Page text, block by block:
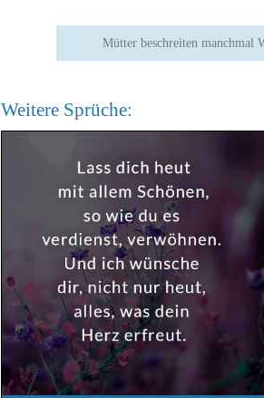
Mütter beschreiten manchmal
Weitere Sprüche: